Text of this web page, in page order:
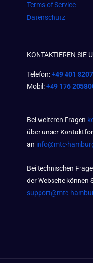
Terms of Service
Datenschutz
KONTAKTIEREN SIE
Telefon:+49 401
Mobil:+49 176
Bei weiteren Fragen
über unser
an info@mtc-
Bei technischen
der Webseite können
support@mtc-